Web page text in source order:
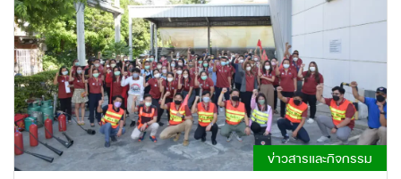
ข่าวสารและกิจกรรม